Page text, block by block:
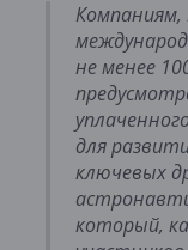
не менее
для
ключевых
который,